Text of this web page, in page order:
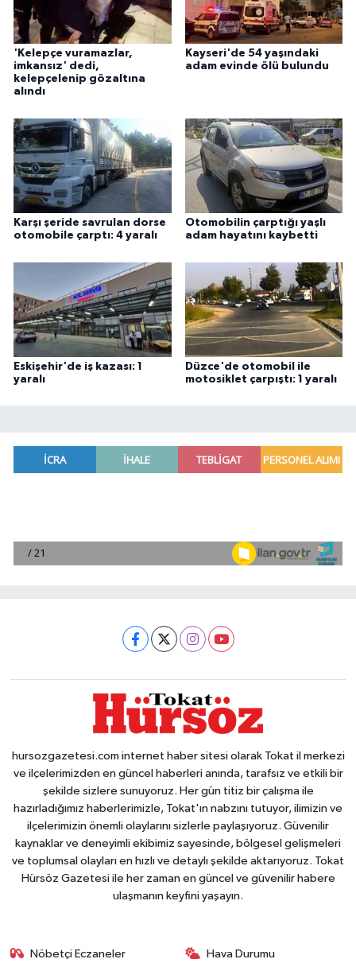
'Kelepçe vuramazlar,
imkansız' dedi,
kelepçelenip gözaltına
alındı
Kayseri'de 54 yaşındaki
adam evinde ölü bulundu
Karşı şeride savrulan dorse
otomobile çarptı: 4 yaralı
Otomobilin çarptığı yaşlı
adam hayatını kaybetti
Eskişehir'de iş kazası: 1
yaralı
Düzce'de otomobil ile
motosiklet çarpıştı: 1 yaralı
hursozgazetesi.com internet haber sitesi olarak Tokat il merkezi
ve ilçelerimizden en güncel haberleri anında, tarafsız ve etkili bir
şekilde sizlere sunuyoruz. Her gün titiz bir çalışma ile
hazırladığımız haberlerimizle, Tokat'ın nabzını tutuyor, ilimizin ve
ilçelerimizin önemli olaylarını sizlerle paylaşıyoruz. Güvenilir
kaynaklar ve deneyimli ekibimiz sayesinde, bölgesel gelişmeleri
ve toplumsal olayları en hızlı ve detaylı şekilde aktarıyoruz. Tokat
Hürsöz Gazetesi ile her zaman en güncel ve güvenilir habere
ulaşmanın keyfini yaşayın.
Nöbetçi Eczaneler Hava Durumu